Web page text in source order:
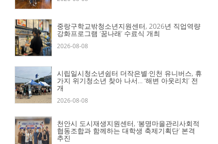
중랑구학교밖청소년지원센터, 2026년 직업역량
강화프로그램 ‘꿈나래’ 수료식 개최
2026-08-08
시립일시청소년쉼터 더작은별·인천 유니버스, 휴
가지 위기청소년 찾아 나서… ‘해변 아웃리치’ 전
개
2026-08-08
천안시 도시재생지원센터, ‘봉명마을관리사회적
협동조합과 함께하는 대학생 축제기획단’ 본격
추진